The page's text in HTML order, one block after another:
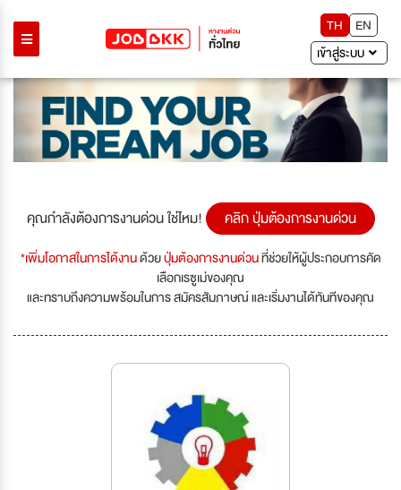
TH
EN
เข้าสู่ระบบ
คุณกำลังต้องการงานด่วน ใช่ไหม! คลิก ปุ่มต้องการงานด่วน
*เพิ่มโอกาสในการได้งานด้วยปุ่มต้องการงานด่วนที่ช่วยให้ผู้ประกอบการคัด
เลือกเรซูเม่ของคุณ
และทราบถึงความพร้อมในการ สมัครสัมภาษณ์ และเริ่มงานได้ทันทีของคุณ